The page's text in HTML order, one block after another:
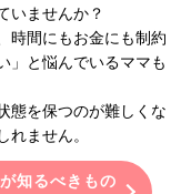
いませんか？
時間にもお金にも制約
」と悩んでいるママも
態を保つのが難しくな
ません。
知るべきもの